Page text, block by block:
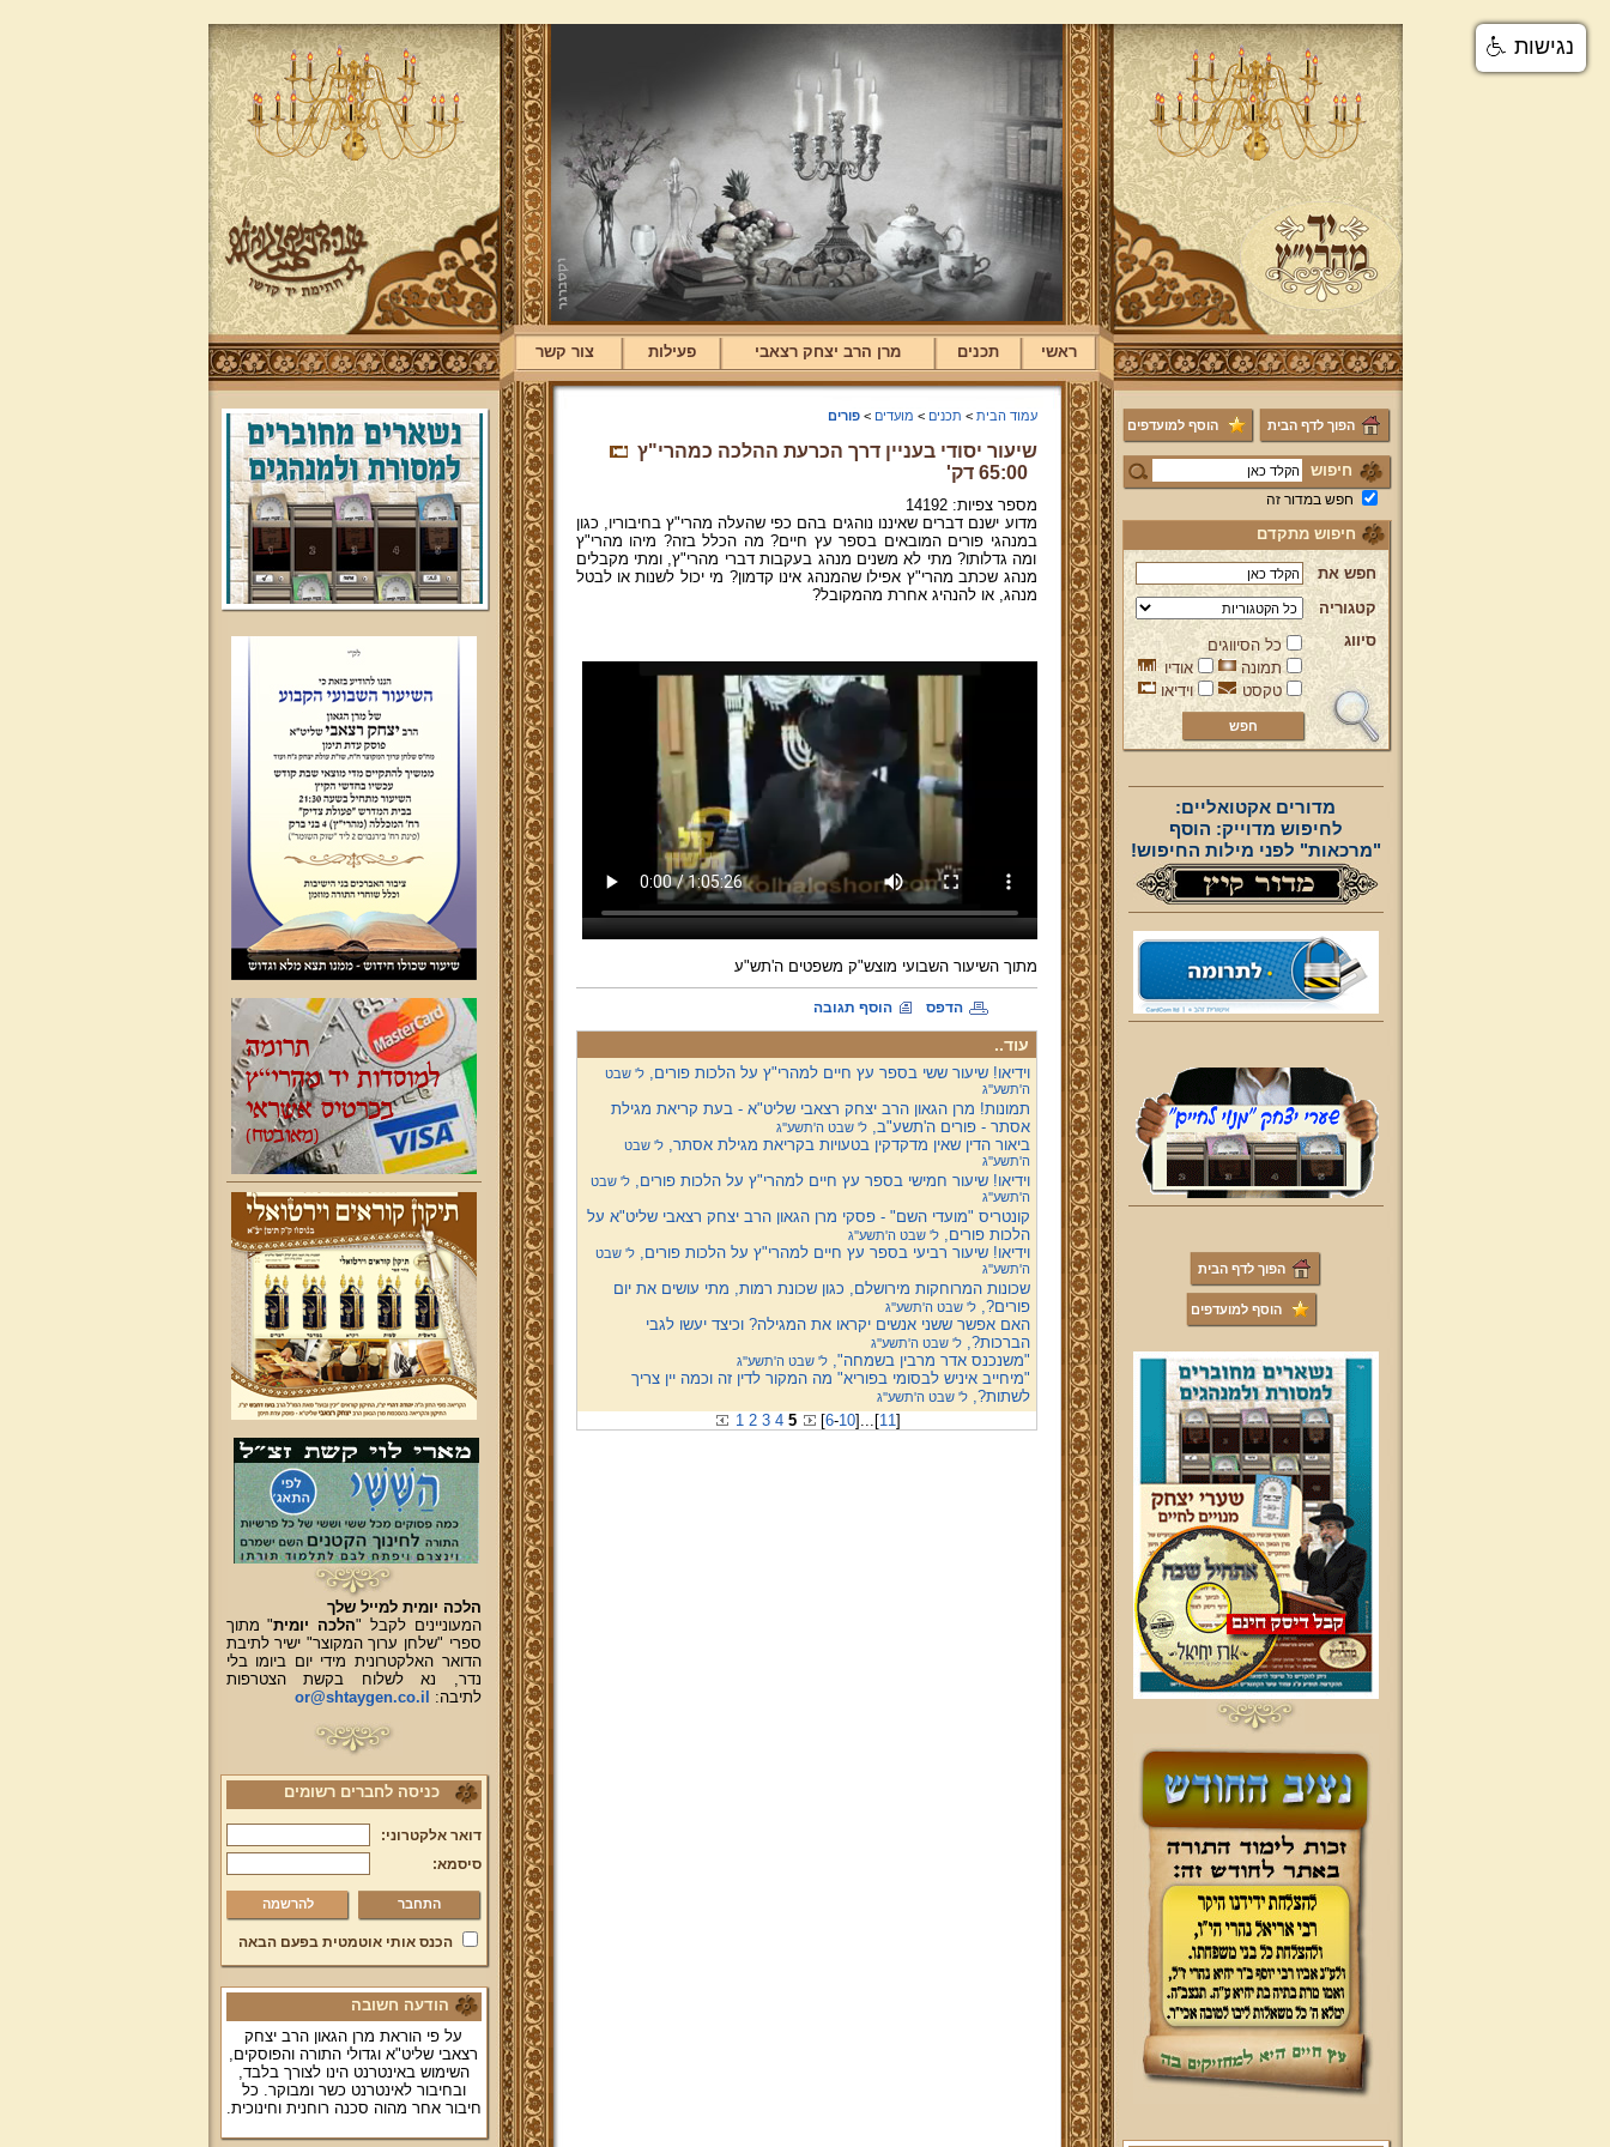
ראשי תכנים מרן הרב יצחק רצאבי פעילות צור קשר
הפוך לדף הבית הוסף למועדפים
חיפוש
חפש במדור זה
חיפוש מתקדם
חפש את
קטגוריה
סיווג
כל הסיווגים
תמונה
אודיו
טקסט
וידיאו
מדורים אקטואליים:
לחיפוש מדוייק: הוסף
"מרכאות" לפני מילות החיפוש!
הפוך לדף הבית
הוסף למועדפים
ברוכים הבאים לאתר מהרי"ץ
יד מהרי"ץ - פורטל תורני למורשת יהדות
תימן, האתר הרשמי להנצחת מורשתו
של גאון רבני תימן ותפארתם מהרי"ץ
זצוק"ל. באתר תמצאו גם תכנים תורניים
והלכתיים רבים של מרן הגאון הרב יצחק
עמוד הבית > תכנים > מועדים >פורים
שיעור יסודי בעניין דרך הכרעת ההלכה כמהרי"ץ
65:00 דק'
מספר צפיות: 14192
מדוע ישנם דברים שאיננו נוהגים בהם כפי שהעלה מהרי"ץ בחיבוריו, כגון
במנהגי פורים המובאים בספר עץ חיים? מה הכלל בזה? מיהו מהרי"ץ
ומה גדלותו? מתי לא משנים מנהג בעקבות דברי מהרי"ץ, ומתי מקבלים
מנהג שכתב מהרי"ץ אפילו שהמנהג אינו קדמון? מי יכול לשנות או לבטל
מנהג, או להנהיג אחרת מהמקובל?
מתוך השיעור השבועי מוצש"ק משפטים ה'תש"ע
הדפס הוסף תגובה
עוד..
וידיאו! שיעור ששי בספר עץ חיים למהרי"ץ על הלכות פורים,ל' שבט
ה'תשע''ג
תמונות! מרן הגאון הרב יצחק רצאבי שליט"א - בעת קריאת מגילת
אסתר - פורים ה'תשע"ב,ל' שבט ה'תשע''ג
ביאור הדין שאין מדקדקין בטעויות בקריאת מגילת אסתר,ל' שבט
ה'תשע''ג
וידיאו! שיעור חמישי בספר עץ חיים למהרי"ץ על הלכות פורים,ל' שבט
ה'תשע''ג
קונטריס "מועדי השם" - פסקי מרן הגאון הרב יצחק רצאבי שליט"א על
הלכות פורים,ל' שבט ה'תשע''ג
וידיאו! שיעור רביעי בספר עץ חיים למהרי"ץ על הלכות פורים,ל' שבט
ה'תשע''ג
שכונות המרוחקות מירושלם, כגון שכונת רמות, מתי עושים את יום
פורים?,ל' שבט ה'תשע''ג
האם אפשר ששני אנשים יקראו את המגילה? וכיצד יעשו לגבי
הברכות?,ל' שבט ה'תשע''ג
"משנכנס אדר מרבין בשמחה",ל' שבט ה'תשע''ג
"מיחייב איניש לבסומי בפוריא" מה המקור לדין זה וכמה יין צריך
לשתות?,ל' שבט ה'תשע''ג
1 2 3 4 5 [6-10] ... [11]
הלכה יומית למייל שלך
המעוניינים לקבל "הלכה יומית" מתוך
ספרי "שלחן ערוך המקוצר" ישיר לתיבת
הדואר האלקטרונית מידי יום ביומו בלי
נדר, נא לשלוח בקשת הצטרפות
לתיבה:
or@shtaygen.co.il
כניסה לחברים רשומים
דואר אלקטרוני:
סיסמא:
להרשמה
הכנס אותי אוטמטית בפעם הבאה
הודעה חשובה
על פי הוראת מרן הגאון הרב יצחק
רצאבי שליט"א וגדולי התורה והפוסקים,
השימוש באינטרנט הינו לצורך בלבד,
ובחיבור לאינטרנט כשר ומבוקר. כל
חיבור אחר מהוה סכנה רוחנית וחינוכית.
נגישות